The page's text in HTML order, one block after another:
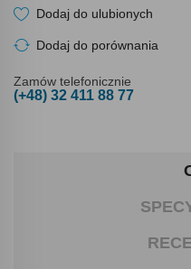
Dodaj do ulubionych
Dodaj do porównania
Zamów telefonicznie
(+48) 32 411 88 77